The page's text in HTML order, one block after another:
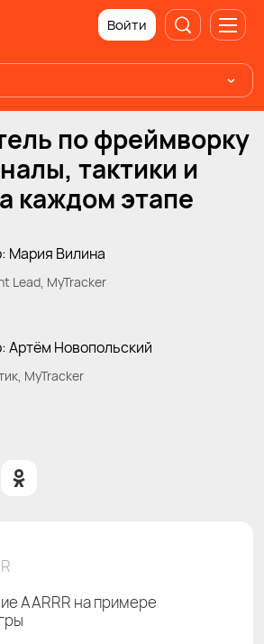
Войти
по фреймворку
тактики и
каждом этапе
Мария Вилина
Lead, MyTracker
Артём Новопольский
MyTracker
AARRR на примере